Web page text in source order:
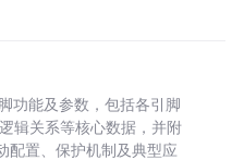
功能及参数，包括各引脚
辑关系等核心数据，并附
配置、保护机制及典型应